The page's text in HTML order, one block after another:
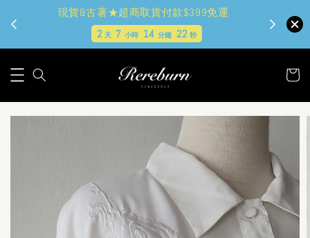
現貨&古著★超商取貨付款$399免運
2 天 7 小時 14 分鐘 22 秒